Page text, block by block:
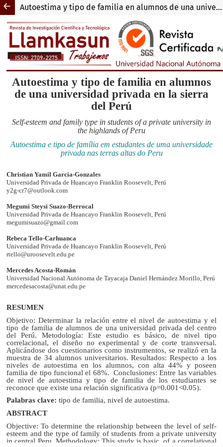
Autoestima y tipo de familia en alumnos de una universidad privada en la sierra del Perú